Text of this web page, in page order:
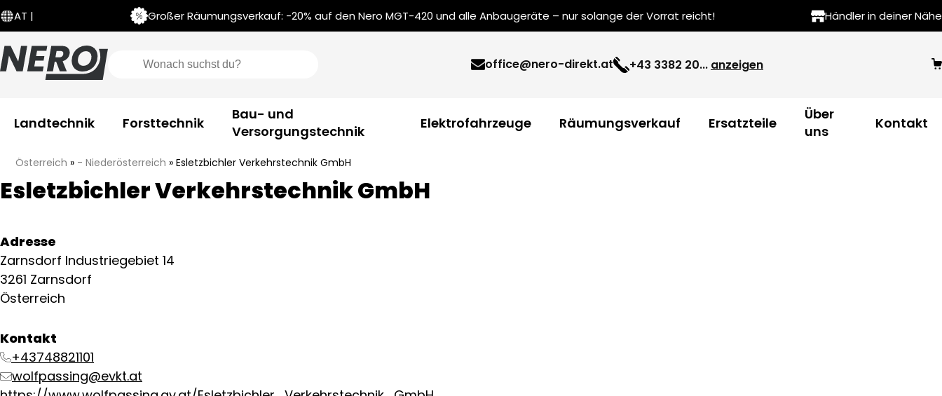
AT | Großer Räumungsverkauf: -20% auf den Nero MGT-420 und alle Anbaugeräte – nur solange der Vorrat reicht! Händler in deiner Nähe
office@nero-direkt.at +43 3382 20... anzeigen
Landtechnik Forsttechnik
Bau- und
Versorgungstechnik
Elektrofahrzeuge Räumungsverkauf Ersatzteile
Über
uns
Kontakt
Österreich » - Niederösterreich » Esletzbichler Verkehrstechnik GmbH
Esletzbichler Verkehrstechnik GmbH
Adresse
Zarnsdorf Industriegebiet 14
3261 Zarnsdorf
Österreich
Kontakt
+43748821101
wolfpassing@evkt.at